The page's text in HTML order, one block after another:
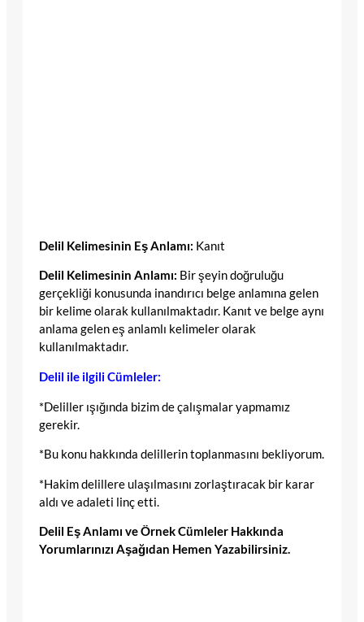
Delil Kelimesinin Eş Anlamı: Kanıt
Delil Kelimesinin Anlamı: Bir şeyin doğruluğu
gerçekliği konusunda inandırıcı belge anlamına gelen
bir kelime olarak kullanılmaktadır. Kanıt ve belge aynı
anlama gelen eş anlamlı kelimeler olarak
kullanılmaktadır.
Delil ile ilgili Cümleler:
*Deliller ışığında bizim de çalışmalar yapmamız
gerekir.
*Bu konu hakkında delillerin toplanmasını bekliyorum.
*Hakim delillere ulaşılmasını zorlaştıracak bir karar
aldı ve adaleti linç etti.
Delil Eş Anlamı ve Örnek Cümleler Hakkında
Yorumlarınızı Aşağıdan Hemen Yazabilirsiniz.